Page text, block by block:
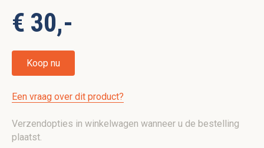
€ 30,-
Koop nu
Een vraag over dit product?
Verzendopties in winkelwagen wanneer u de bestelling
plaatst.